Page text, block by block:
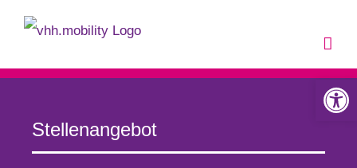
Zum
springen
Stellenangebot